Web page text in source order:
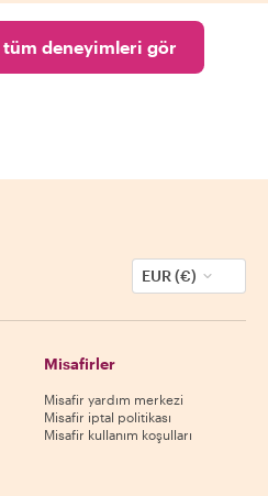
deneyimleri gör
EUR (€)
Misafirler
Misafir yardım merkezi
Misafir iptal politikası
Misafir kullanım koşulları